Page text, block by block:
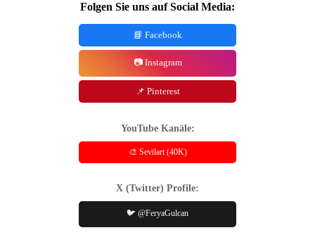
Folgen Sie uns auf Social Media:
📘 Facebook
📷 Instagram
📌 Pinterest
YouTube Kanäle:
🎨 Sevilart (40K)
X (Twitter) Profile:
🐦 @FeryaGulcan